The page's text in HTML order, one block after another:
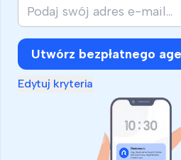
Utwórz bezpłatnego
Edytuj kryteria